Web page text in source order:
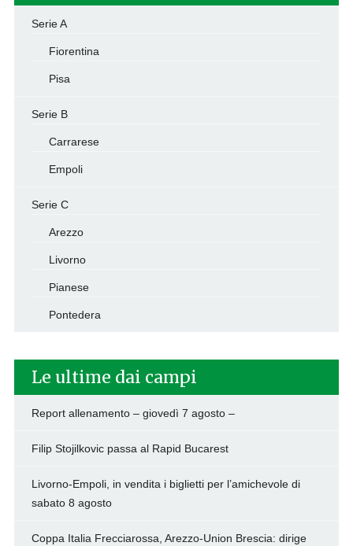
Serie A
Fiorentina
Pisa
Serie B
Carrarese
Empoli
Serie C
Arezzo
Livorno
Pianese
Pontedera
Le ultime dai campi
Report allenamento – giovedì 7 agosto –
Filip Stojilkovic passa al Rapid Bucarest
Livorno-Empoli, in vendita i biglietti per l’amichevole di
sabato 8 agosto
Coppa Italia Frecciarossa, Arezzo-Union Brescia: dirige